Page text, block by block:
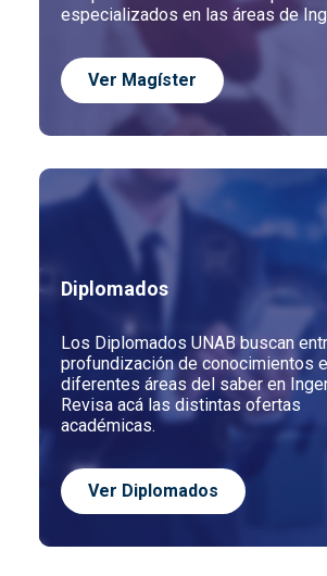
especializados en las áreas de
Ver Magíster
Diplomados
Los Diplomados UNAB buscan
profundización de conocimientos
diferentes áreas del saber en
Revisa acá las distintas ofertas
académicas.
Ver Diplomados